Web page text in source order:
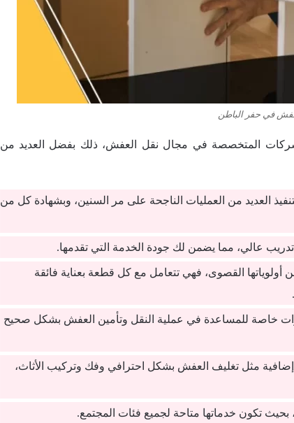
في حفر الباطن
المتخصصة في مجال نقل العفش، ذلك بفضل العديد من
العديد من العمليات الناجحة على مر السنين، وبشهادة كل من
عالي، مما يضمن لك جودة الخدمة التي تقدمها.
أولوياتها القصوى، فهي تتعامل مع كل قطعة بعناية فائقة
خاصة للمساعدة في عملية النقل وتأمين العفش بشكل صحيح
مثل تغليف العفش بشكل احترافي وفك وتركيب الأثاث،
بحيث تكون خدماتها متاحة لجميع فئات المجتمع.